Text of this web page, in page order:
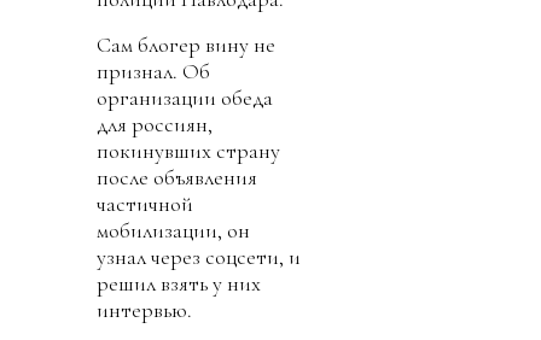
Сам блогер вину не
признал. Об
организации обеда
для россиян,
покинувших страну
после объявления
частичной
мобилизации, он
узнал через соцсети, и
решил взять у них
интервью.